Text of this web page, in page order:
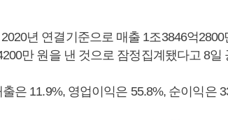
년 연결기준으로 매출 1조3846억
만 원을 낸 것으로 잠정집계됐다고 8일
은 11.9%, 영업이익은 55.8%, 순이익은